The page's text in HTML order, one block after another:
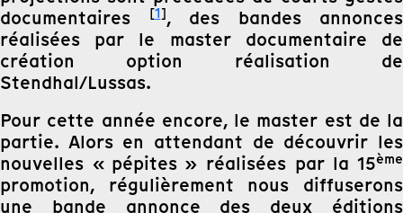
documentaires
[1], des bandes annonces
réalisées par le master documentaire de
création option réalisation de
Stendhal/Lussas.
Pour cette année encore, le master est de la
partie. Alors en attendant de découvrir les
nouvelles « pépites » réalisées par la 15ème
promotion, régulièrement nous diffuserons
une bande annonce des deux éditions